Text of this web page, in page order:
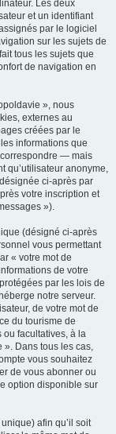
Les deux
et un identifiant
par le logiciel
sur les sujets de
tous les sujets que
de navigation en
», nous
externes au
créées par le
informations que
— mais
qu’utilisateur anonyme,
ci-après par
votre inscription et
»).
(désigné ci-après
vous permettant
« votre mot de
de votre
par les lois de
notre serveur.
de votre mot de
du tourisme de
ou facultatives, à la
». Dans tous les cas,
vous souhaitez
de vous abonner ou
option disponible sur
afin qu’il soit